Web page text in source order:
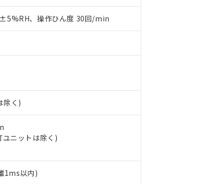
、操作ひん度 30回/min
除く)
ニットは除く)
1ms以内)
お客様との取引・商談に必要な範囲で利用することをご了承くだ
るもので、過去に遡って非含有を証明するものではありません。
物質の対応では、対応完了までの期間は出荷製品に未対応品が
ておりました。
していることから、特段のことがない限り、2022年1月12日よ
い合わせください。
情報を公開していない機種